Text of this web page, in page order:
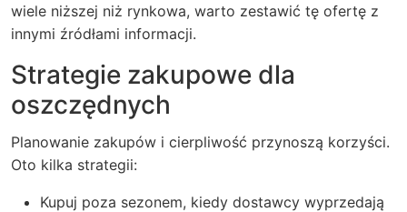
wiele niższej niż rynkowa, warto zestawić tę ofertę z
innymi źródłami informacji.
Strategie zakupowe dla
oszczędnych
Planowanie zakupów i cierpliwość przynoszą korzyści.
Oto kilka strategii:
Kupuj poza sezonem, kiedy dostawcy wyprzedają